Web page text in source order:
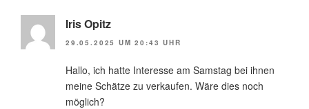
Iris Opitz
29.05.2025 UM 20:43 UHR
Hallo, ich hatte Interesse am Samstag bei ihnen
meine Schätze zu verkaufen. Wäre dies noch
möglich?